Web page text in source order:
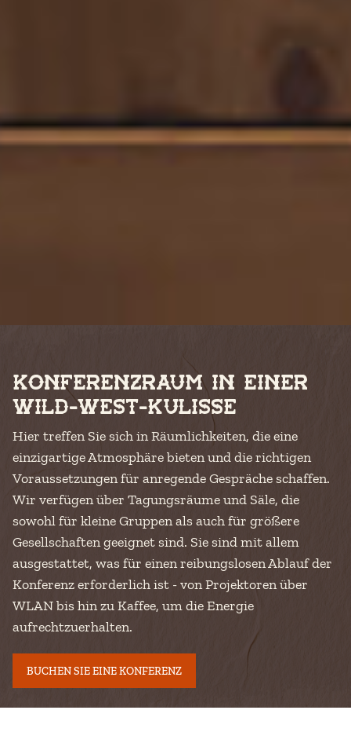
Konferenzraum in einer
Wild-West-Kulisse
Hier treffen Sie sich in Räumlichkeiten, die eine
einzigartige Atmosphäre bieten und die richtigen
Voraussetzungen für anregende Gespräche schaffen.
Wir verfügen über Tagungsräume und Säle, die
sowohl für kleine Gruppen als auch für größere
Gesellschaften geeignet sind. Sie sind mit allem
ausgestattet, was für einen reibungslosen Ablauf der
Konferenz erforderlich ist - von Projektoren über
WLAN bis hin zu Kaffee, um die Energie
aufrechtzuerhalten.
BUCHEN SIE EINE KONFERENZ